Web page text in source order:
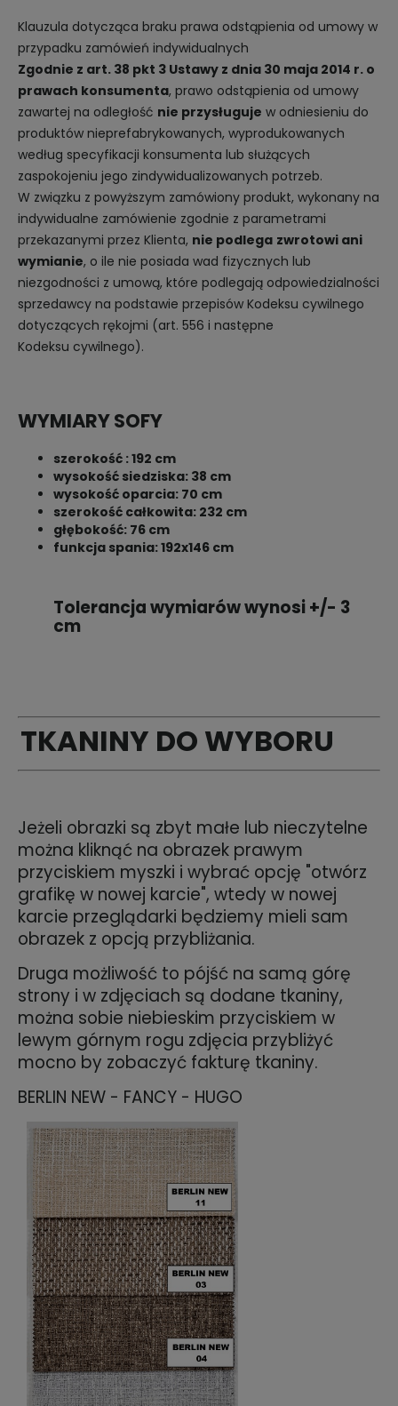
Klauzula dotycząca braku prawa odstąpienia od umowy w
przypadku zamówień indywidualnych
Zgodnie z art. 38 pkt 3 Ustawy z dnia 30 maja 2014 r. o
prawach konsumenta, prawo odstąpienia od umowy
zawartej na odległość nie przysługuje w odniesieniu do
produktów nieprefabrykowanych, wyprodukowanych
według specyfikacji konsumenta lub służących
zaspokojeniu jego zindywidualizowanych potrzeb.
W związku z powyższym zamówiony produkt, wykonany na
indywidualne zamówienie zgodnie z parametrami
przekazanymi przez Klienta, nie podlega zwrotowi ani
wymianie, o ile nie posiada wad fizycznych lub
niezgodności z umową, które podlegają odpowiedzialności
sprzedawcy na podstawie przepisów Kodeksu cywilnego
dotyczących rękojmi (art. 556 i następne
Kodeksu cywilnego).
WYMIARY SOFY
szerokość : 192 cm
wysokość siedziska: 38 cm
wysokość oparcia: 70 cm
szerokość całkowita: 232 cm
głębokość: 76 cm
funkcja spania: 192x146 cm
Tolerancja wymiarów wynosi +/- 3
cm
TKANINY DO WYBORU
Jeżeli obrazki są zbyt małe lub nieczytelne
można kliknąć na obrazek prawym
przyciskiem myszki i wybrać opcję "otwórz
grafikę w nowej karcie", wtedy w nowej
karcie przeglądarki będziemy mieli sam
obrazek z opcją przybliżania.
Druga możliwość to pójść na samą górę
strony i w zdjęciach są dodane tkaniny,
można sobie niebieskim przyciskiem w
lewym górnym rogu zdjęcia przybliżyć
mocno by zobaczyć fakturę tkaniny.
BERLIN NEW - FANCY - HUGO